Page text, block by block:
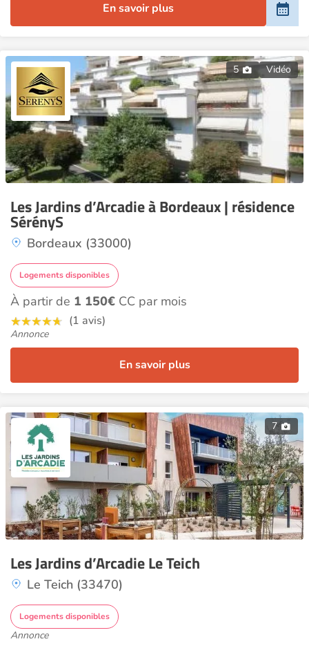
En savoir plus
5 Vidéo
Les Jardins d’Arcadie à Bordeaux | résidence
SérényS
Bordeaux (33000)
Logements disponibles
À partir de 1 150€ CC par mois
(1 avis)
Annonce
En savoir plus
7
Les Jardins d’Arcadie Le Teich
Le Teich (33470)
Logements disponibles
Annonce